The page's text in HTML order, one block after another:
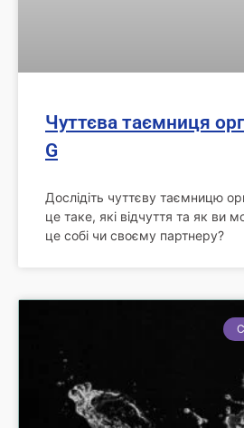
Чуттєва таємниця
G
Дослідіть чуттєву таємницю
це таке, які відчуття та як ви
це собі чи своєму партнеру?